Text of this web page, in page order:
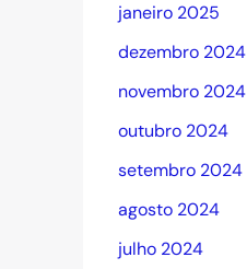
janeiro 2025
dezembro 2024
novembro 2024
outubro 2024
setembro 2024
agosto 2024
julho 2024